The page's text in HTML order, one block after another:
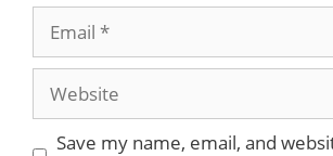
Save my name, email, and